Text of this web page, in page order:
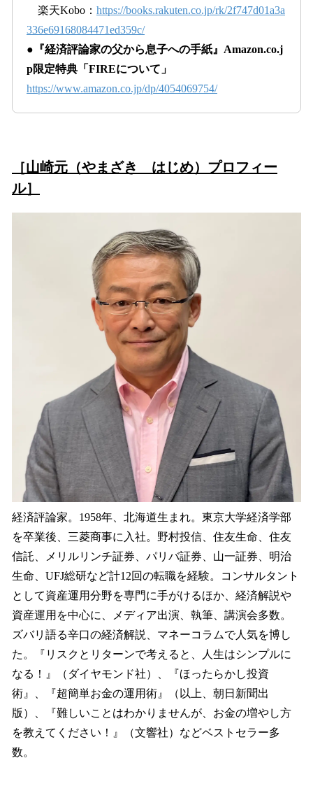
楽天Kobo： https://books.rakuten.co.jp/rk/2f747d01a3a
336e69168084471ed359c/
●『経済評論家の父から息子への手紙』Amazon.co.j
p限定特典「FIREについて」
https://www.amazon.co.jp/dp/4054069754/
［山崎元（やまざき はじめ）プロフィー
ル］
経済評論家。1958年、北海道生まれ。東京大学経済学部
を卒業後、三菱商事に入社。野村投信、住友生命、住友
信託、メリルリンチ証券、パリバ証券、山一証券、明治
生命、UFJ総研など計12回の転職を経験。コンサルタント
として資産運用分野を専門に手がけるほか、経済解説や
資産運用を中心に、メディア出演、執筆、講演会多数。
ズバリ語る辛口の経済解説、マネーコラムで人気を博し
た。『リスクとリターンで考えると、人生はシンプルに
なる！』（ダイヤモンド社）、『ほったらかし投資
術』、『超簡単お金の運用術』（以上、朝日新聞出
版）、『難しいことはわかりませんが、お金の増やし方
を教えてください！』（文響社）などベストセラー多
数。